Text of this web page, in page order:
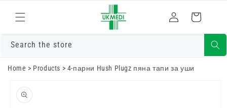
към
съдържанието
Влизам Количка
Search the store
Home > Products > 4-парни Hush Plugz пяна тапи за уши
информацията
за продукта